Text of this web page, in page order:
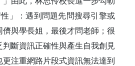
」：遇到問題先問搜尋引擎或
與學長姐，最後才問老師；很
斷資訊正確性與產生自我創見
注重網路片段式資訊無法達到